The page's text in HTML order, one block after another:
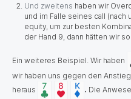
Und zweitens haben wir
und im Falle seines call (nach
equity, um zur besten
der Hand 9, dann hätten wir
Ein weiteres Beispiel. Wir haben
wir haben uns gegen den
heraus
. Die